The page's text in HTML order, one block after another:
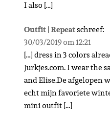
I also […]
Outfit | Repeatschreef:
30/03/2019 om 12:21
[…] dress in 3 colors
Jurkjes.com. I wear the
and Elise.De afgelopen
echt mijn favoriete
mini outfit […]